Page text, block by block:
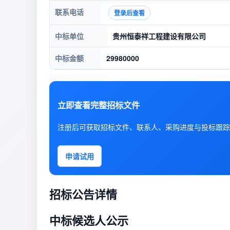
联系电话 登录后查看
中标单位 贵州恒泰祥工程建设有限公司
中标金额 29980000
立即查看完整招标文件
注册后可获取招标文件、联系人、采购进度与投标跟
申请试用
招标公告详情
中标候选人公示